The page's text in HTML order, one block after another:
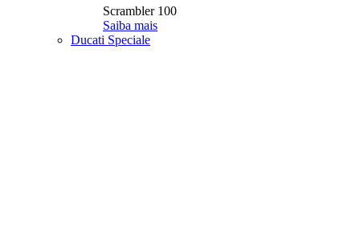
Scrambler 100
Saiba mais
Ducati Speciale